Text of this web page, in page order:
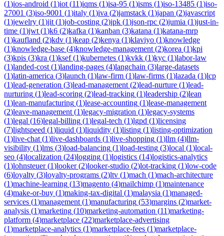
(1)ios-android (1)iot (11)iqms (1)isa-95 (1)isms (1)iso-13485 (1)iso-
27001 (3)iso-9001 (1)italy (1)iva (2)jamstack (1)japan (2)javascript
(1)jewelry (1)jit (1)job-costing (2)jpk (1)json-rpc (2)jumia (1)just-in-
time (1)jwt (1)k6 (2)kafka (1)kanban (3)katana (1)katana-mrp
(1)kaufland (2)kdv (1)keap (2)kenya (1)klaviyo (1)knowledge
(1)knowledge-base (4)knowledge-management (2)korea (1)kpi
(3)kpis (3)kra (1)ksef(1)kubernetes (1)kvkk (1)kyc (1)labor-law
(1)landed-cost (1)landing-pages (4)langchain (3)large-datasets
(1)latin-america (3)launch (1)law-firm (1)law-firms (1)lazada (1)lcp
(1)lead-generation (3)lead-management (2)lead-nurture (1)lead-
nurturing (1)lead-scoring (2)lead-tracking (1)leadership (2)lean
(1)lean-manufacturing (1)lease-accounting (1)lease-management
(2)leave-management (1)legacy-migration (1)legacy-systems
(1)legal (16)legal-billing (1)legal-tech (1)lgpd (1)licensing
(7)lightspeed (1)liquid (1)liquidity (1)listing (1)listing-optimization
(1)live-chat (1)live-dashboards (1)live-shopping (1)llm (4)llm-
visibility (1)lms (3)load-balancing (1)load-testing (3)local (1)local-
seo (4)localization (24)logging (1)logistics (14)logistics-analytics
(1)lohnsteuer(1)looker(2)looker-studio (2)lot-tracking (1)low-code
(6)loyalty (3)loyalty-programs (2)ltv (1)mach (1)mach-architecture
(1)machine-learning (13)magento (4)mailchimp (1)maintenance
(4)make-or-buy (1)making-tax-digital (1)malaysia (1)managed-
services (1)management (1)manufacturing (53)margins (2)market-
analysis (1)marketing (10)marketing-automation (11)marketing-
platform (4)marketplace (22)marketplace-advertising
(1)marketplace-analytics (1)marketplace-fees (1)marketplace-